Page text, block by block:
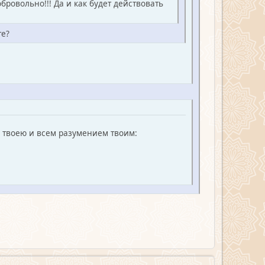
Да и как будет действовать
и всем разумением твоим: